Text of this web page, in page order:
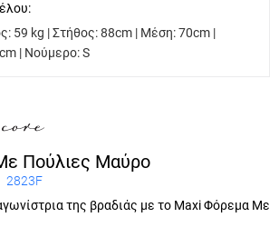
59 kg | Στήθος: 88cm | Μέση: 70cm |
| Νούμερο: S
Πούλιες Μαύρο
2823F
της βραδιάς με το Maxi Φόρεμα